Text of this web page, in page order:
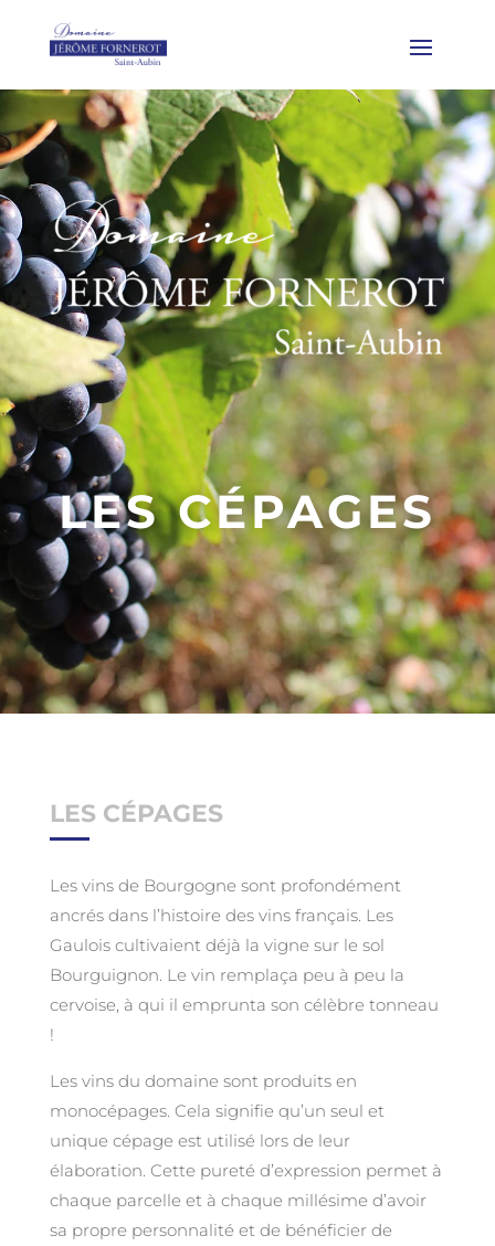
LES CÉPAGES
LES CÉPAGES
Les vins de Bourgogne sont profondément
ancrés dans l’histoire des vins français. Les
Gaulois cultivaient déjà la vigne sur le sol
Bourguignon. Le vin remplaça peu à peu la
cervoise, à qui il emprunta son célèbre tonneau
!
Les vins du domaine sont produits en
monocépages. Cela signifie qu’un seul et
unique cépage est utilisé lors de leur
élaboration. Cette pureté d’expression permet à
chaque parcelle et à chaque millésime d’avoir
sa propre personnalité et de bénéficier de